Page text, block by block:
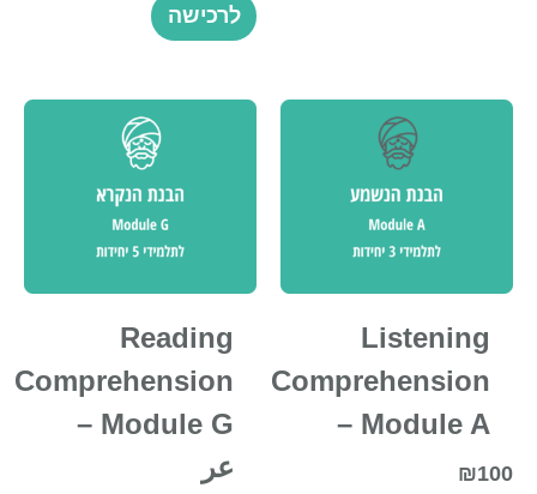
לרכישה
Listening
Comprehension
– Module A
₪100
Reading
Comprehension
– Module G
عر